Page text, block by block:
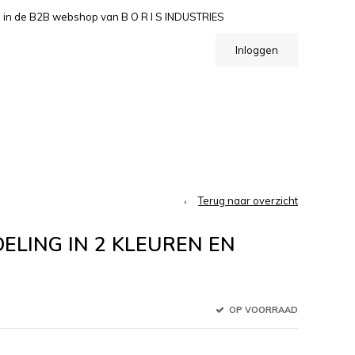
de B2B webshop van B O R I S INDUSTRIES
Inloggen
Terug naar overzicht
IN 2 KLEUREN EN
OP VOORRAAD